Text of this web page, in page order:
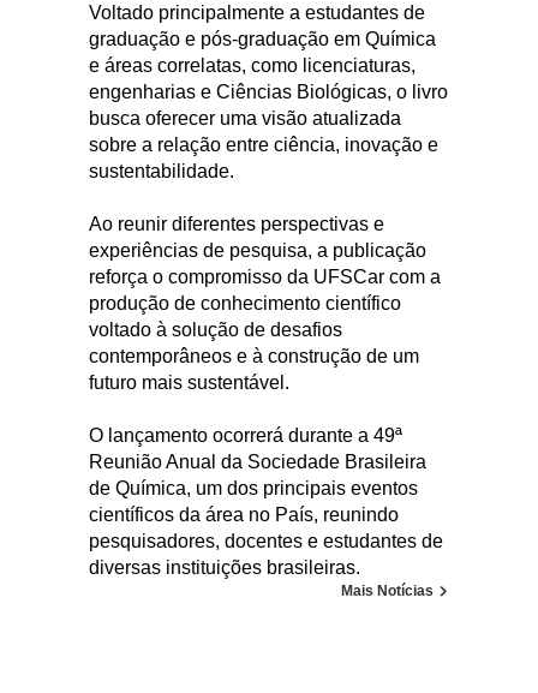
Voltado principalmente a estudantes de
graduação e pós-graduação em Química
e áreas correlatas, como licenciaturas,
engenharias e Ciências Biológicas, o livro
busca oferecer uma visão atualizada
sobre a relação entre ciência, inovação e
sustentabilidade.
Ao reunir diferentes perspectivas e
experiências de pesquisa, a publicação
reforça o compromisso da UFSCar com a
produção de conhecimento científico
voltado à solução de desafios
contemporâneos e à construção de um
futuro mais sustentável.
O lançamento ocorrerá durante a 49ª
Reunião Anual da Sociedade Brasileira
de Química, um dos principais eventos
científicos da área no País, reunindo
pesquisadores, docentes e estudantes de
diversas instituições brasileiras.
Mais Notícias